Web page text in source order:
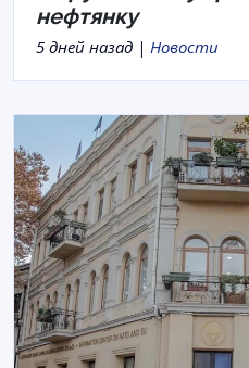
нефтянку
5 дней назад | Новости